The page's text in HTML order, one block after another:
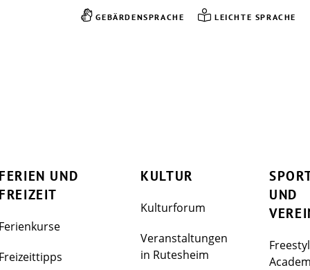
GEBÄRDENSPRACHE LEICHTE SPRACHE
FERIEN UND
FREIZEIT
Ferienkurse
Freizeittipps
KULTUR
Kulturforum
Veranstaltungen
in Rutesheim
UND